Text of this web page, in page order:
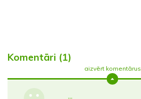
Komentāri (1)
aizvērt komentārus
...